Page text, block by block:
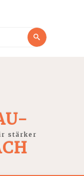
stärker